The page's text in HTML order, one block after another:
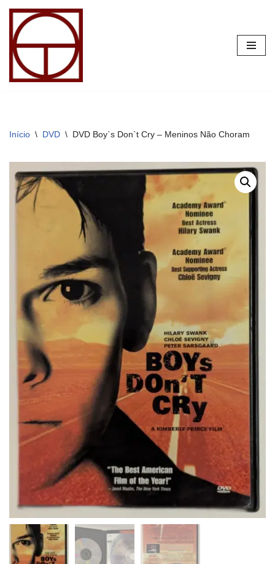
Pular
para
conteúdo
Início \ DVD \ DVD Boy`s Don`t Cry – Meninos Não Choram